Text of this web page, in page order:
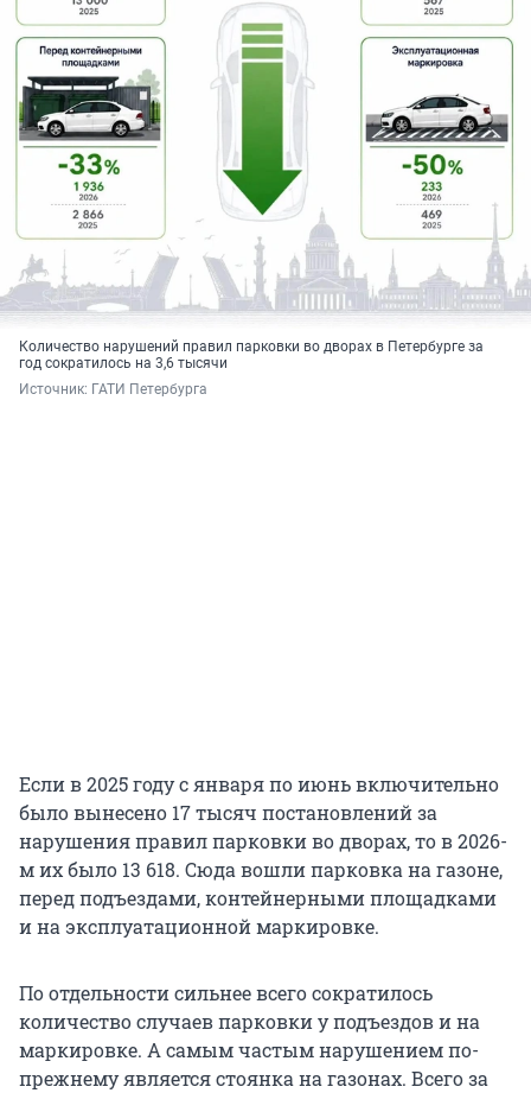
Количество нарушений правил парковки во дворах в Петербурге за
год сократилось на 3,6 тысячи
Источник: ГАТИ Петербурга
Если в 2025 году с января по июнь включительно
было вынесено 17 тысяч постановлений за
нарушения правил парковки во дворах, то в 2026-
м их было 13 618. Сюда вошли парковка на газоне,
перед подъездами, контейнерными площадками
и на эксплуатационной маркировке.
По отдельности сильнее всего сократилось
количество случаев парковки у подъездов и на
маркировке. А самым частым нарушением по-
прежнему является стоянка на газонах. Всего за